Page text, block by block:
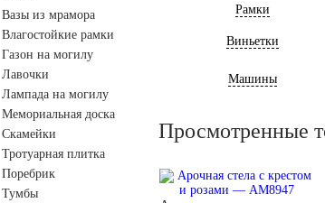
Вазы из мрамора
Влагостойкие рамки
Газон на могилу
Лавочки
Лампада на могилу
Мемориальная доска
Скамейки
Тротуарная плитка
Поребрик
Тумбы
Рамки
Виньетки
Машины
Просмотренные